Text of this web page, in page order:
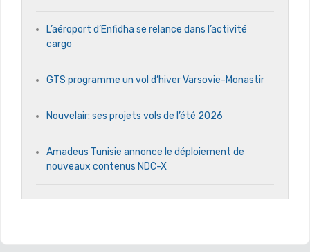
L’aéroport d’Enfidha se relance dans l’activité
cargo
GTS programme un vol d’hiver Varsovie-Monastir
Nouvelair: ses projets vols de l’été 2026
Amadeus Tunisie annonce le déploiement de
nouveaux contenus NDC-X